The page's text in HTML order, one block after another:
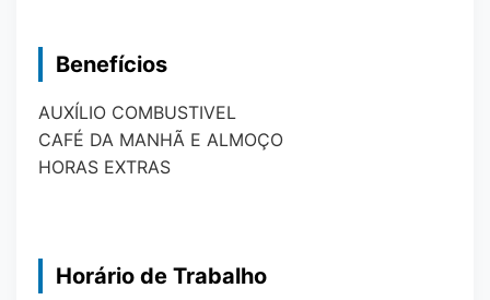
Benefícios
AUXÍLIO COMBUSTIVEL
CAFÉ DA MANHÃ E ALMOÇO
HORAS EXTRAS
Horário de Trabalho